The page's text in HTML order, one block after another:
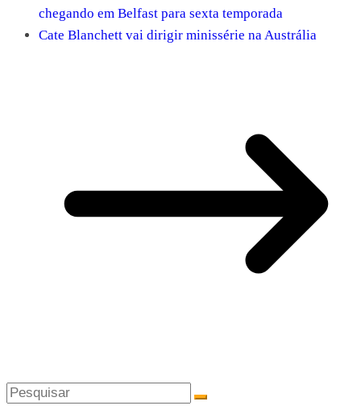
chegando em Belfast para sexta temporada
Cate Blanchett vai dirigir minissérie na Austrália